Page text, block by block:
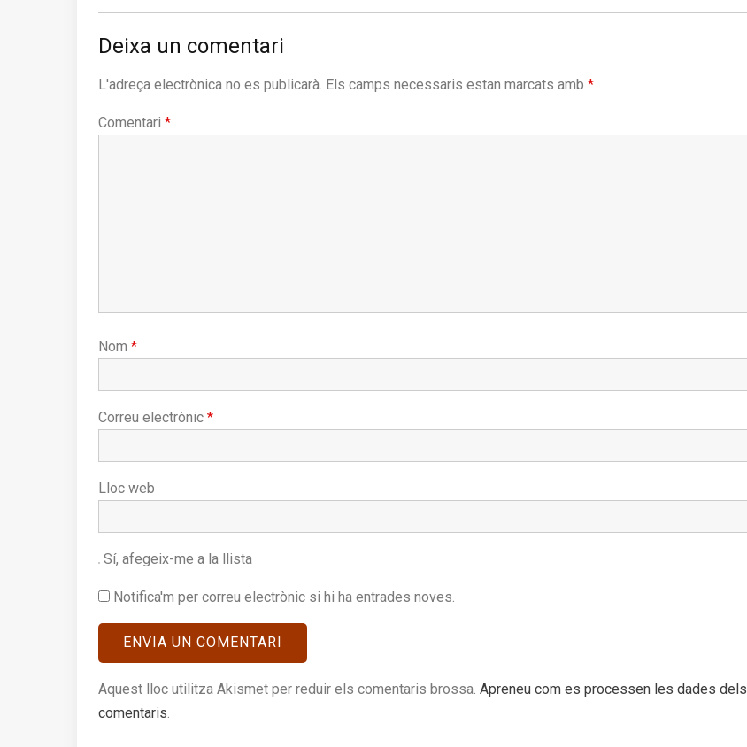
post:
Deixa un comentari
L'adreça electrònica no es publicarà. Els camps necessaris estan marcats amb *
Comentari *
Nom *
Correu electrònic *
Lloc web
Sí, afegeix-me a la llista
Notifica'm per correu electrònic si hi ha entrades noves.
Aquest lloc utilitza Akismet per reduir els comentaris brossa. Apreneu com es processen les dades dels
comentaris.